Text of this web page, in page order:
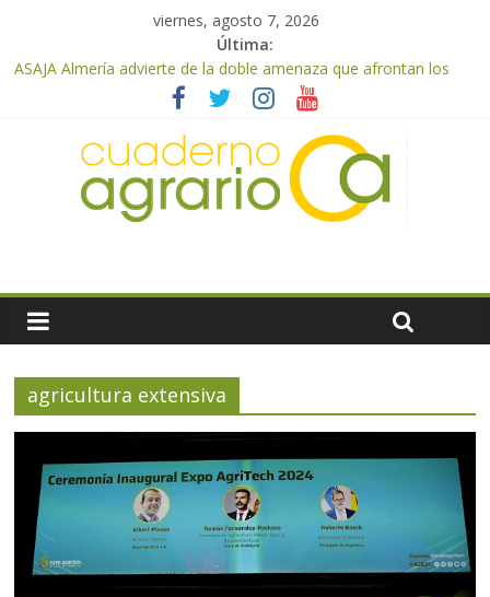
viernes, agosto 7, 2026
Última:
ASAJA Almería advierte de la doble amenaza que afrontan los
cítricos: la clorosis y la caída de los precios
ASAJA Almería: las primeras recolecciones de almendra
confirman una cosecha desigual marcada por las inclemencias
meteorológicas y la incertidumbre en los precios
El Ministerio de Agricultura, Pesca y Alimentación autoriza el
pago de 85 millones adicionales de ayudas de la PAC de
Cooperativas Agro-alimentarias de Andalucía celebra la
activación del mecanismo de regulación de oferta de aceite de
agricultura extensiva